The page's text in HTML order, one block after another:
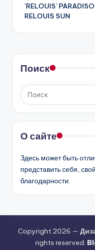
`RELOUIS` PARADISO
RELOUIS SUN
Поиск
О сайте
Здесь может быть
представить себя,
благодарности.
Copyright 2026 —
rights reserved.